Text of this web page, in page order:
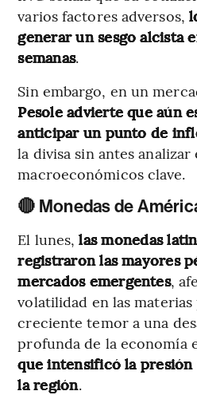
varios factores adversos,
generar un sesgo alcista
semanas.
Sin embargo, en un
Pesole advierte que aún
anticipar un punto de
la divisa sin antes analizar
macroeconómicos clave.
🔴 Monedas de
El lunes,las monedas
registraron las mayores
mercados emergentes,
volatilidad en las
creciente temor a una
profunda de la economía
que intensificó la presión
la región.